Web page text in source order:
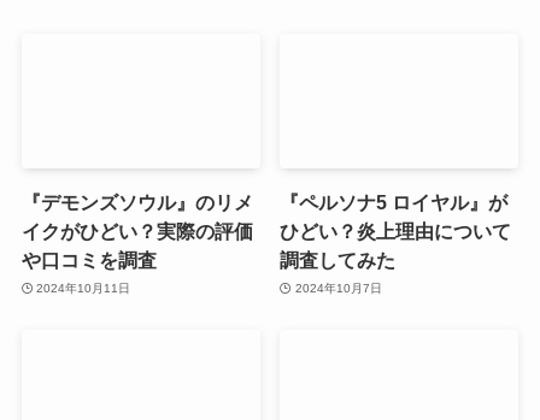
『デモンズソウル』のリメ
イクがひどい？実際の評価
や口コミを調査
2024年10月11日
『ペルソナ5 ロイヤル』が
ひどい？炎上理由について
調査してみた
2024年10月7日